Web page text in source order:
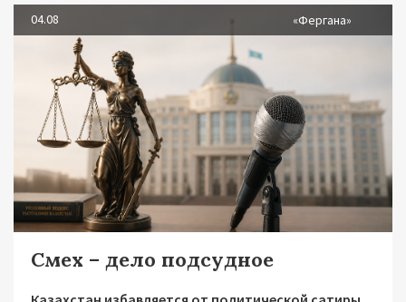
04.08 «Фергана»
Смех – дело подсудное